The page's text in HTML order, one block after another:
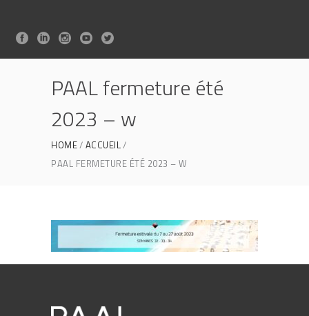
PAAL fermeture été
2023 – w
HOME ACCUEIL
PAAL FERMETURE ÉTÉ 2023 – W